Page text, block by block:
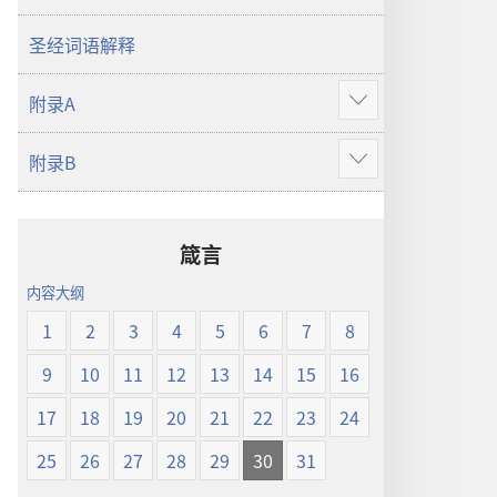
译
圣经词语解释
附录A
显
示
更
多
附录B
显
示
箴言
内容大纲
1 2 3 4 5 6 7
8
9
10 11 12 13 14 15
16
17
18 19 20 21 22 23
24
25
26 27 28 29 30 31